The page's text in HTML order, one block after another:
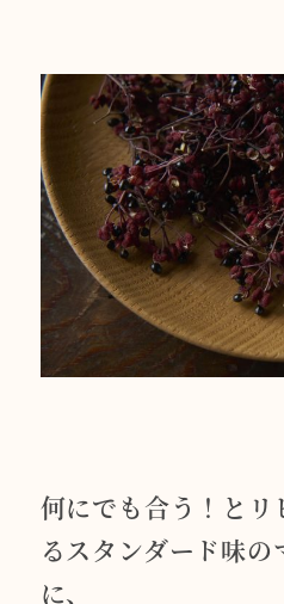
何にでも合う！とリ
るスタンダード味
に、